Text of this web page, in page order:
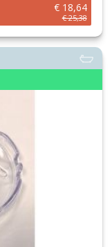
€ 18,64
€ 25,38